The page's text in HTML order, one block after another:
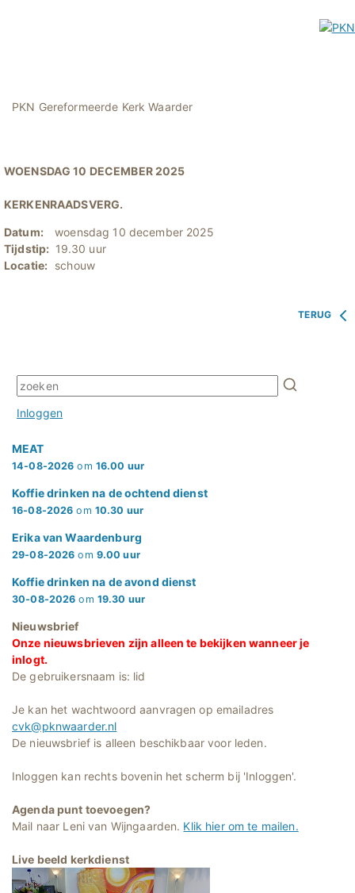
PKN Gereformeerde Kerk Waarder
WOENSDAG 10 DECEMBER 2025
KERKENRAADSVERG.
Datum:
woensdag 10 december 2025
Tijdstip: 19.30 uur
Locatie: schouw
TERUG
Inloggen
MEAT
14-08-2026 om 16.00 uur
Koffie drinken na de ochtend dienst
16-08-2026 om 10.30 uur
Erika van Waardenburg
29-08-2026 om 9.00 uur
Koffie drinken na de avond dienst
30-08-2026 om 19.30 uur
Nieuwsbrief
Onze nieuwsbrieven zijn alleen te bekijken wanneer je
inlogt.
De gebruikersnaam is: lid
Je kan het wachtwoord aanvragen op emailadres
cvk@pknwaarder.nl
De nieuwsbrief is alleen beschikbaar voor leden.
Inloggen kan rechts bovenin het scherm bij 'Inloggen'.
Agenda punt toevoegen?
Mail naar Leni van Wijngaarden. Klik hier om te mailen.
Live beeld kerkdienst